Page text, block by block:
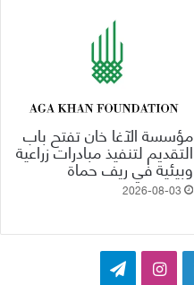
مؤسسة الآغا خان تفتح باب
التقديم لتنفيذ مبادرات زراعية
وبيئية في ريف حماة
2026-08-03